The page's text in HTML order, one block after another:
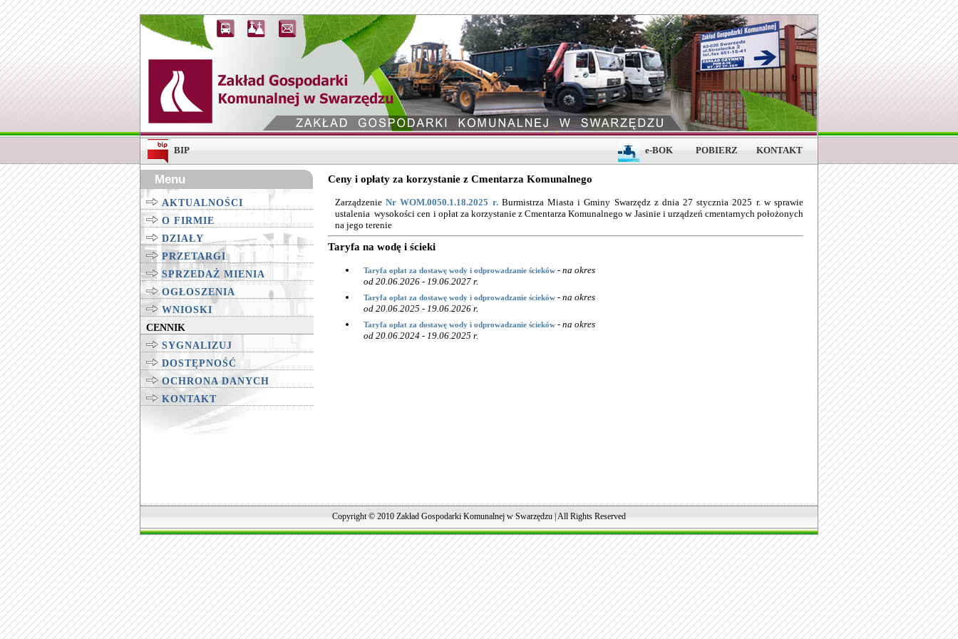
BIP KONTAKT
POBIERZ
e-BOK
Menu Ceny i opłaty za korzystanie z Cmentarza Komunalnego
Zarządzenie Nr WOM.0050.1.18.2025 r.Burmistrza Miasta i Gminy Swarzędz z dnia 27 stycznia 2025 r. w sprawie
ustalenia wysokości cen i opłat za korzystanie z Cmentarza Komunalnego w Jasinie i urządzeń cmentarnych położonych
na jego terenie
Taryfa na wodę i ścieki
Taryfa opłat za dostawę wody i odprowadzanie ścieków - na okres
od 20.06.2026 - 19.06.2027 r.
Taryfa opłat za dostawę wody i odprowadzanie ścieków - na okres
od 20.06.2025 - 19.06.2026 r.
Taryfa opłat za dostawę wody i odprowadzanie ścieków - na okres
od 20.06.2024 - 19.06.2025 r.
AKTUALNOŚCI
O FIRMIE
DZIAŁY
PRZETARGI
SPRZEDAŻ MIENIA
OGŁOSZENIA
WNIOSKI
CENNIK
SYGNALIZUJ
DOSTĘPNOŚĆ
OCHRONA DANYCH
KONTAKT
Copyright © 2010 Zakład Gospodarki Komunalnej w Swarzędzu | All Rights Reserved